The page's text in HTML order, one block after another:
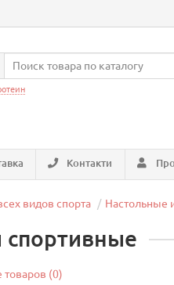
Контакти
видов спорта Настольные
спортивные
товаров (0)